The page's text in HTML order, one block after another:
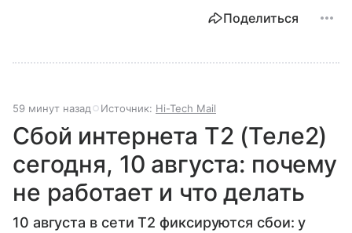
Поделиться
59 минут назад Источник: Hi-Tech Mail
Сбой интернета T2 (Теле2)
сегодня, 10 августа: почему
не работает и что делать
10 августа в сети T2 фиксируются сбои: у